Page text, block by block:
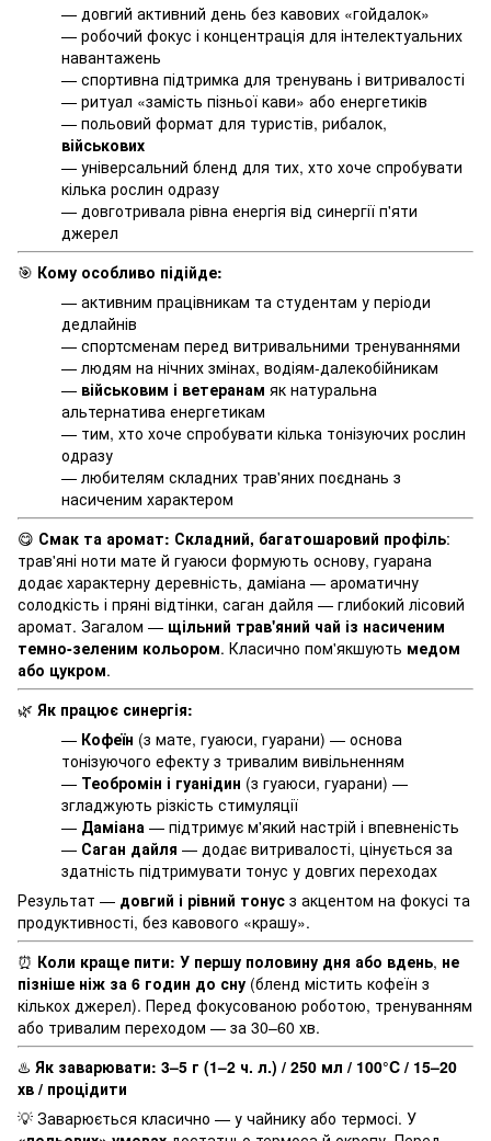
— довгий активний день без кавових «гойдалок»
— робочий фокус і концентрація для інтелектуальних
навантажень
— спортивна підтримка для тренувань і витривалості
— ритуал «замість пізньої кави» або енергетиків
— польовий формат для туристів, рибалок,
військових
— універсальний бленд для тих, хто хоче спробувати
кілька рослин одразу
— довготривала рівна енергія від синергії п'яти
джерел
🎯 Кому особливо підійде:
— активним працівникам та студентам у періоди
дедлайнів
— спортсменам перед витривальними тренуваннями
— людям на нічних змінах, водіям-далекобійникам
— військовим і ветеранам як натуральна
альтернатива енергетикам
— тим, хто хоче спробувати кілька тонізуючих рослин
одразу
— любителям складних трав'яних поєднань з
насиченим характером
😋 Смак та аромат: Складний, багатошаровий профіль:
трав'яні ноти мате й гуаюси формують основу, гуарана
додає характерну деревність, даміана — ароматичну
солодкість і пряні відтінки, саган дайля — глибокий лісовий
аромат. Загалом — щільний трав'яний чай із насиченим
темно-зеленим кольором. Класично пом'якшують медом
або цукром.
🌿 Як працює синергія:
— Кофеїн (з мате, гуаюси, гуарани) — основа
тонізуючого ефекту з тривалим вивільненням
— Теобромін і гуанідин (з гуаюси, гуарани) —
згладжують різкість стимуляції
— Даміана — підтримує м'який настрій і впевненість
— Саган дайля — додає витривалості, цінується за
здатність підтримувати тонус у довгих переходах
Результат — довгий і рівний тонус з акцентом на фокусі та
продуктивності, без кавового «крашу».
⏰ Коли краще пити: У першу половину дня або вдень, не
пізніше ніж за 6 годин до сну (бленд містить кофеїн з
кількох джерел). Перед фокусованою роботою, тренуванням
або тривалим переходом — за 30–60 хв.
♨️ Як заварювати: 3–5 г (1–2 ч. л.) / 250 мл / 100°C / 15–20
хв / процідити
💡 Заварюється класично — у чайнику або термосі. У